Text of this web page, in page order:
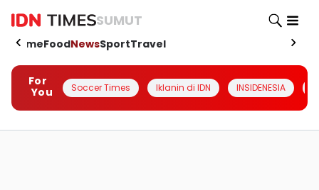
SUMUT
HomeFoodNewsSportTravel
For
You
Soccer Times Iklanin di IDN INSIDENESIA